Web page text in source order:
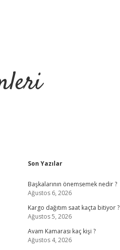
Sidebar
Son Yazılar
Başkalarının önemsemek nedir ?
Ağustos 6, 2026
Kargo dağıtım saat kaçta bitiyor ?
Ağustos 5, 2026
Avam Kamarası kaç kişi ?
Ağustos 4, 2026